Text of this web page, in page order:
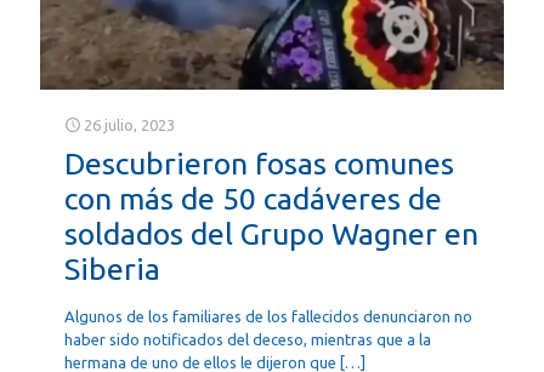
26 julio, 2023
Descubrieron fosas comunes
con más de 50 cadáveres de
soldados del Grupo Wagner en
Siberia
Algunos de los familiares de los fallecidos denunciaron no
haber sido notificados del deceso, mientras que a la
hermana de uno de ellos le dijeron que […]